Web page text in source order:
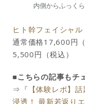
内側からふっく
ヒト幹フェイシャル
通常価格17,600円
5,500円（税込）
■こちらの記事もチ
⇒ 『【体験レポ】
浸透！ 最新若返り